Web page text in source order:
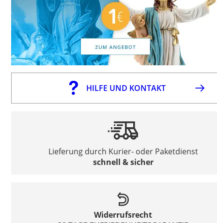
HILFE UND KONTAKT
Lieferung durch Kurier- oder Paketdienst
schnell & sicher
Widerrufsrecht